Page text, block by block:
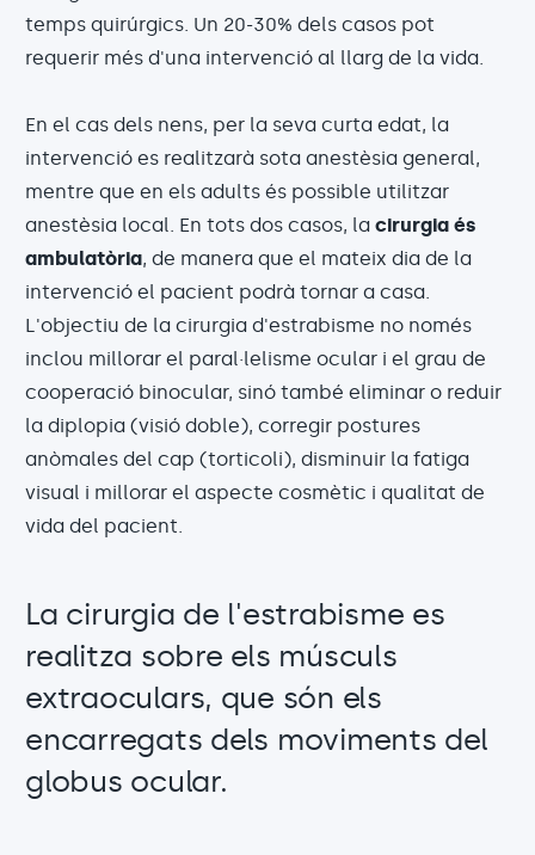
temps quirúrgics. Un 20-30% dels casos pot
requerir més d'una intervenció al llarg de la vida.
En el cas dels nens, per la seva curta edat, la
intervenció es realitzarà sota anestèsia general,
mentre que en els adults és possible utilitzar
anestèsia local. En tots dos casos, la cirurgia és
ambulatòria, de manera que el mateix dia de la
intervenció el pacient podrà tornar a casa.
L'objectiu de la cirurgia d'estrabisme no només
inclou millorar el paral·lelisme ocular i el grau de
cooperació binocular, sinó també eliminar o reduir
la diplopia (visió doble), corregir postures
anòmales del cap (torticoli), disminuir la fatiga
visual i millorar el aspecte cosmètic i qualitat de
vida del pacient.
La cirurgia de l'estrabisme es
realitza sobre els músculs
extraoculars, que són els
encarregats dels moviments del
globus ocular.